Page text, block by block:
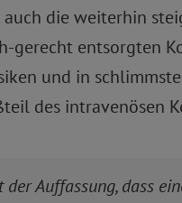
auch die weiterhin
gerecht entsorgten
und in
des intravenösen
der Auffassung, dass